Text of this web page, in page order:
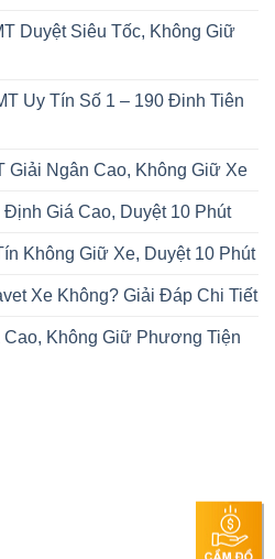
Duyệt Siêu Tốc, Không Giữ
Uy Tín Số 1 – 190 Đinh Tiên
Giải Ngân Cao, Không Giữ Xe
Giá Cao, Duyệt 10 Phút
Không Giữ Xe, Duyệt 10 Phút
Xe Không? Giải Đáp Chi Tiết
Cao, Không Giữ Phương Tiện